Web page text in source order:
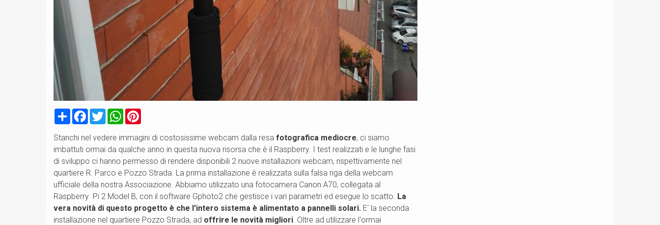
CondividiFacebook
TwitterWhatsApp
Stanchi nel vedere immagini di costosissime webcam dalla resa fotografica mediocre, ci siamo
imbattuti ormai da qualche anno in questa nuova risorsa che è il Raspberry. I test realizzati e le lunghe fasi
di sviluppo ci hanno permesso di rendere disponibili 2 nuove installazioni webcam, rispettivamente nel
quartiere R. Parco e Pozzo Strada. La prima installazione è realizzata sulla falsa riga della webcam
ufficiale della nostra Associazione. Abbiamo utilizzato una fotocamera Canon A70, collegata al
Raspberry Pi 2 Model B, con il software Gphoto2 che gestisce i vari parametri ed esegue lo scatto. La
vera novità di questo progetto è che l'intero sistema è alimentato a pannelli solari. E' la seconda
installazione nel quartiere Pozzo Strada, ad offrire le novità migliori . Oltre ad utilizzare l'ormai